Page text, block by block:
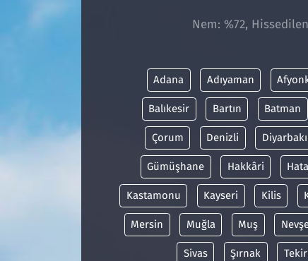
Nem: %72, Hissedilen
Adana Adıyaman
Balıkesir Bartın Batman
Çorum Denizli
Gümüşhane Hakkâri
Kastamonu Kayseri Kilis
Mersin Muğla Muş
Sivas Şırnak